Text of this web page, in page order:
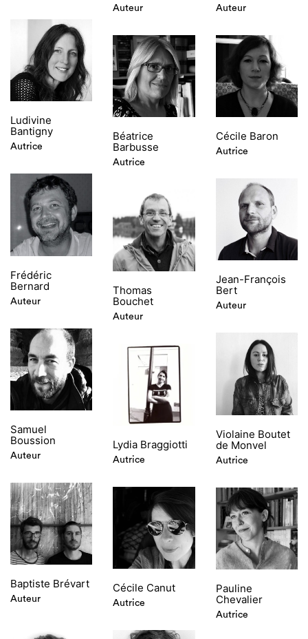
Auteur Auteur
Ludivine
Bantigny
Autrice
Béatrice
Barbusse
Autrice
Cécile Baron
Autrice
Frédéric
Bernard
Auteur
Jean-François
Bert
Auteur
Thomas
Bouchet
Auteur
Samuel
Boussion
Auteur
Violaine Boutet
de Monvel
Autrice
Lydia Braggiotti
Autrice
Baptiste Brévart
Auteur
Cécile Canut
Autrice
Pauline
Chevalier
Autrice